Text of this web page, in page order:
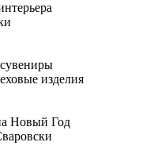
изделия
Новый Год